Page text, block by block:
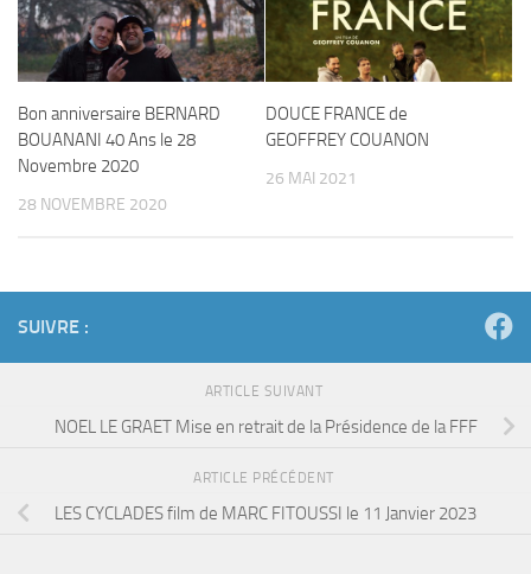
Bon anniversaire BERNARD
BOUANANI 40 Ans le 28
Novembre 2020
28 NOVEMBRE 2020
DOUCE FRANCE de
GEOFFREY COUANON
26 MAI 2021
SUIVRE :
ARTICLE SUIVANT
NOEL LE GRAET Mise en retrait de la Présidence de la FFF
ARTICLE PRÉCÉDENT
LES CYCLADES film de MARC FITOUSSI le 11 Janvier 2023